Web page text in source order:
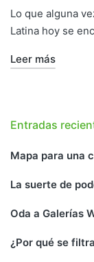
en
Lo que alguna
Latina hoy se
Leer más
Entradas
Mapa para una
La suerte de
Oda a Galerías
¿Por qué se